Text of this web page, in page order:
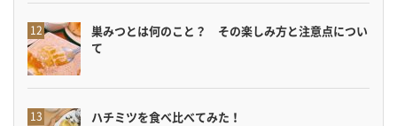
巣みつとは何のこと？ その楽しみ方と注意点につい
て
ハチミツを食べ比べてみた！